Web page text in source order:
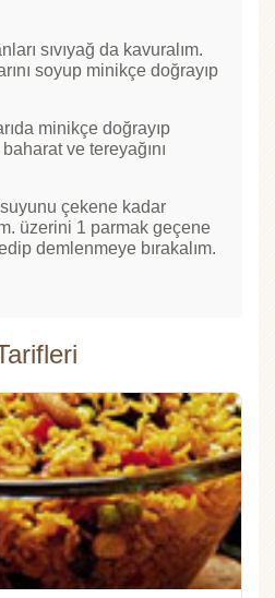
sıvıyağ da kavuralım.
soyup minikçe doğrayıp
minikçe doğrayıp
ve tereyağını
çekene kadar
üzerini 1 parmak geçene
demlenmeye bırakalım.